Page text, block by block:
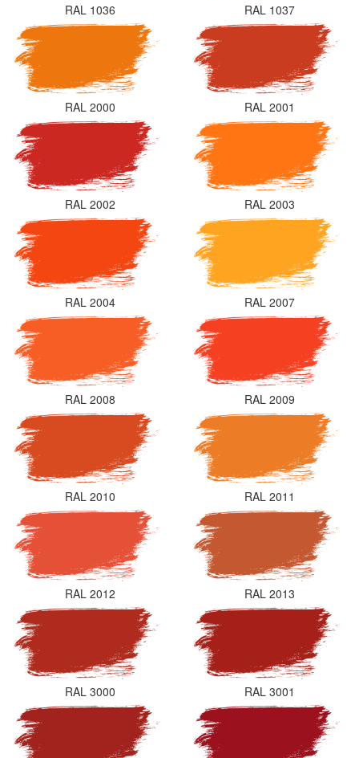
RAL 1036 RAL 1037
RAL 2000 RAL 2001
RAL 2002 RAL 2003
RAL 2004 RAL 2007
RAL 2008 RAL 2009
RAL 2010 RAL 2011
RAL 2012 RAL 2013
RAL 3000 RAL 3001